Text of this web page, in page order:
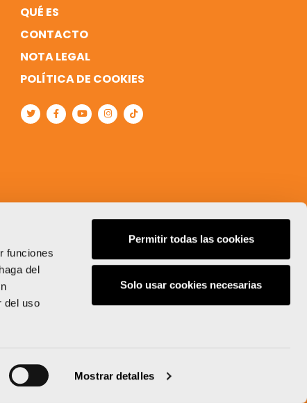
funciones
del
del uso
Mostrar detalles
Permitir todas las cookies
Solo usar cookies necesarias
QUÉ ES
CONTACTO
NOTA LEGAL
POLÍTICA DE COOKIES